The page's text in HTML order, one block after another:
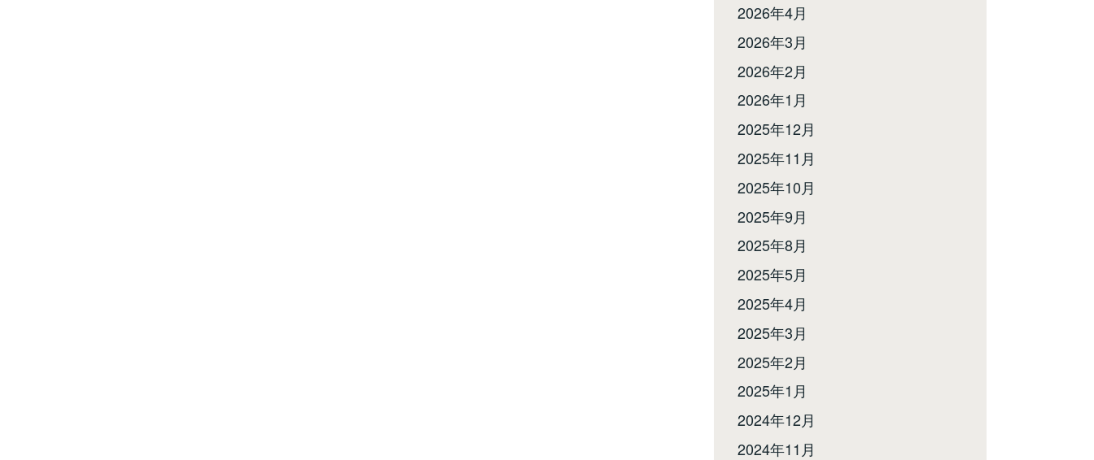
2026年4月
2026年3月
2026年2月
2026年1月
2025年12月
2025年11月
2025年10月
2025年9月
2025年8月
2025年5月
2025年4月
2025年3月
2025年2月
2025年1月
2024年12月
2024年11月